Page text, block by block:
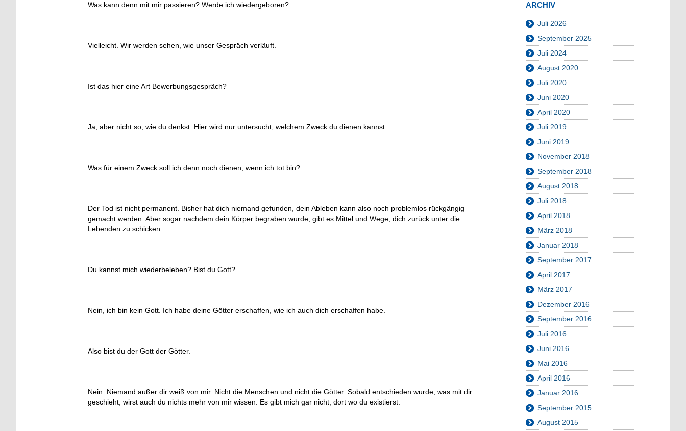
Was kann denn mit mir passieren? Werde ich wiedergeboren?
Vielleicht. Wir werden sehen, wie unser Gespräch verläuft.
Ist das hier eine Art Bewerbungsgespräch?
Ja, aber nicht so, wie du denkst. Hier wird nur untersucht, welchem Zweck du dienen kannst.
Was für einem Zweck soll ich denn noch dienen, wenn ich tot bin?
Der Tod ist nicht permanent. Bisher hat dich niemand gefunden, dein Ableben kann also noch problemlos rückgängig
gemacht werden. Aber sogar nachdem dein Körper begraben wurde, gibt es Mittel und Wege, dich zurück unter die
Lebenden zu schicken.
Du kannst mich wiederbeleben? Bist du Gott?
Nein, ich bin kein Gott. Ich habe deine Götter erschaffen, wie ich auch dich erschaffen habe.
Also bist du der Gott der Götter.
Nein. Niemand außer dir weiß von mir. Nicht die Menschen und nicht die Götter. Sobald entschieden wurde, was mit dir
geschieht, wirst auch du nichts mehr von mir wissen. Es gibt mich gar nicht, dort wo du existierst.
ARCHIV
Juli 2026
September 2025
Juli 2024
August 2020
Juli 2020
Juni 2020
April 2020
Juli 2019
Juni 2019
November 2018
September 2018
August 2018
Juli 2018
April 2018
März 2018
Januar 2018
September 2017
April 2017
März 2017
Dezember 2016
September 2016
Juli 2016
Juni 2016
Mai 2016
April 2016
Januar 2016
September 2015
August 2015